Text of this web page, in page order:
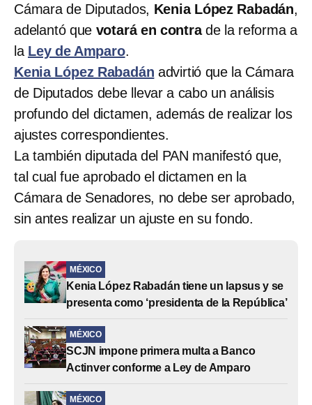
Cámara de Diputados, Kenia López Rabadán,
adelantó que votará en contrade la reforma a
la Ley de Amparo.
Kenia López Rabadán advirtió que la Cámara
de Diputados debe llevar a cabo un análisis
profundo del dictamen, además de realizar los
ajustes correspondientes.
La también diputada del PAN manifestó que,
tal cual fue aprobado el dictamen en la
Cámara de Senadores, no debe ser aprobado,
sin antes realizar un ajuste en su fondo.
MÉXICO
Kenia López Rabadán tiene un lapsus y se
presenta como ‘presidenta de la República’
MÉXICO
SCJN impone primera multa a Banco
Actinver conforme a Ley de Amparo
MÉXICO